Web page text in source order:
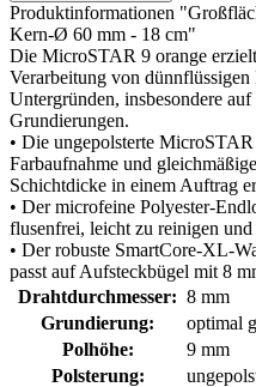
Produktinformationen
Kern-Ø 60 mm - 18 cm"
Die MicroSTAR 9 orange
Verarbeitung von
Untergründen, insbesondere
Grundierungen.
• Die ungepolsterte
Farbaufnahme und
Schichtdicke in einem Auftrag
• Der microfeine Polyester-
flusenfrei, leicht zu reinigen und
• Der robuste SmartCore-XL-
passt auf Aufsteckbügel mit 8
Drahtdurchmesser: 8 mm
Grundierung:
optimal
Polhöhe:
9 mm
Polsterung: